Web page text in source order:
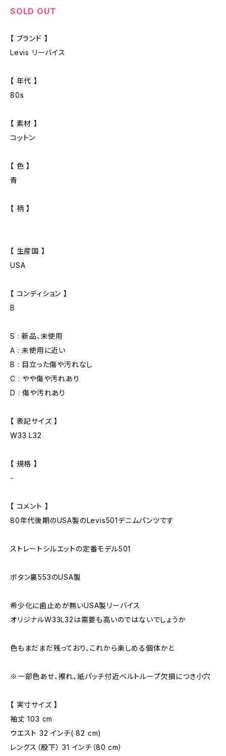
SOLD OUT
【 ブランド 】
Levis リーバイス
【 年代 】
80s
【 素材 】
コットン
【 色 】
青
【 柄 】
【 生産国 】
USA
【 コンディション 】
B
S : 新品、未使用
A : 未使用に近い
B : 目立った傷や汚れなし
C : やや傷や汚れあり
D : 傷や汚れあり
【 表記サイズ 】
W33 L32
【 規格 】
-
【 コメント 】
80年代後期のUSA製のLevis501デニムパンツです
ストレートシルエットの定番モデル501
ボタン裏553のUSA製
希少化に歯止めが無いUSA製リーバイス
オリジナルW33L32は需要も高いのではないでしょうか
色もまだまだ残っており、これから楽しめる個体かと
※一部色あせ、擦れ、紙パッチ付近ベルトループ欠損につき小穴
【 実寸サイズ 】
袖丈 103 cm
ウエスト 32 インチ( 82 cm)
レングス（股下） 31 インチ（80 cm）